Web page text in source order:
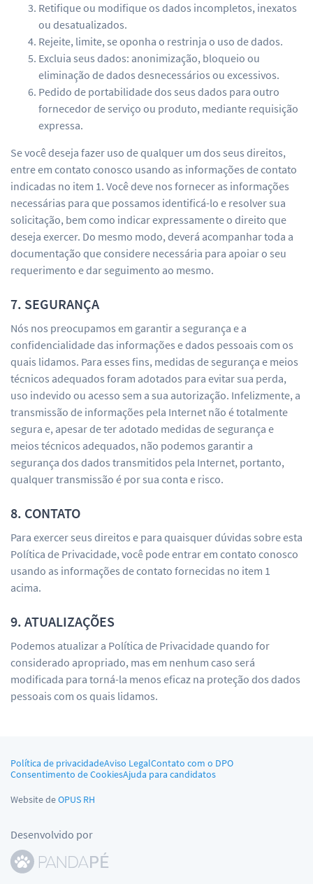
Retifique ou modifique os dados incompletos, inexatos
ou desatualizados.
Rejeite, limite, se oponha o restrinja o uso de dados.
Excluia seus dados: anonimização, bloqueio ou
eliminação de dados desnecessários ou excessivos.
Pedido de portabilidade dos seus dados para outro
fornecedor de serviço ou produto, mediante requisição
expressa.
Se você deseja fazer uso de qualquer um dos seus direitos,
entre em contato conosco usando as informações de contato
indicadas no item 1. Você deve nos fornecer as informações
necessárias para que possamos identificá-lo e resolver sua
solicitação, bem como indicar expressamente o direito que
deseja exercer. Do mesmo modo, deverá acompanhar toda a
documentação que considere necessária para apoiar o seu
requerimento e dar seguimento ao mesmo.
7. SEGURANÇA
Nós nos preocupamos em garantir a segurança e a
confidencialidade das informações e dados pessoais com os
quais lidamos. Para esses fins, medidas de segurança e meios
técnicos adequados foram adotados para evitar sua perda,
uso indevido ou acesso sem a sua autorização. Infelizmente, a
transmissão de informações pela Internet não é totalmente
segura e, apesar de ter adotado medidas de segurança e
meios técnicos adequados, não podemos garantir a
segurança dos dados transmitidos pela Internet, portanto,
qualquer transmissão é por sua conta e risco.
8. CONTATO
Para exercer seus direitos e para quaisquer dúvidas sobre esta
Política de Privacidade, você pode entrar em contato conosco
usando as informações de contato fornecidas no item 1
acima.
9. ATUALIZAÇÕES
Podemos atualizar a Política de Privacidade quando for
considerado apropriado, mas em nenhum caso será
modificada para torná-la menos eficaz na proteção dos dados
pessoais com os quais lidamos.
Política de privacidadeAviso LegalContato com o DPO
Consentimento de CookiesAjuda para candidatos
Website deOPUS RH
Desenvolvido por